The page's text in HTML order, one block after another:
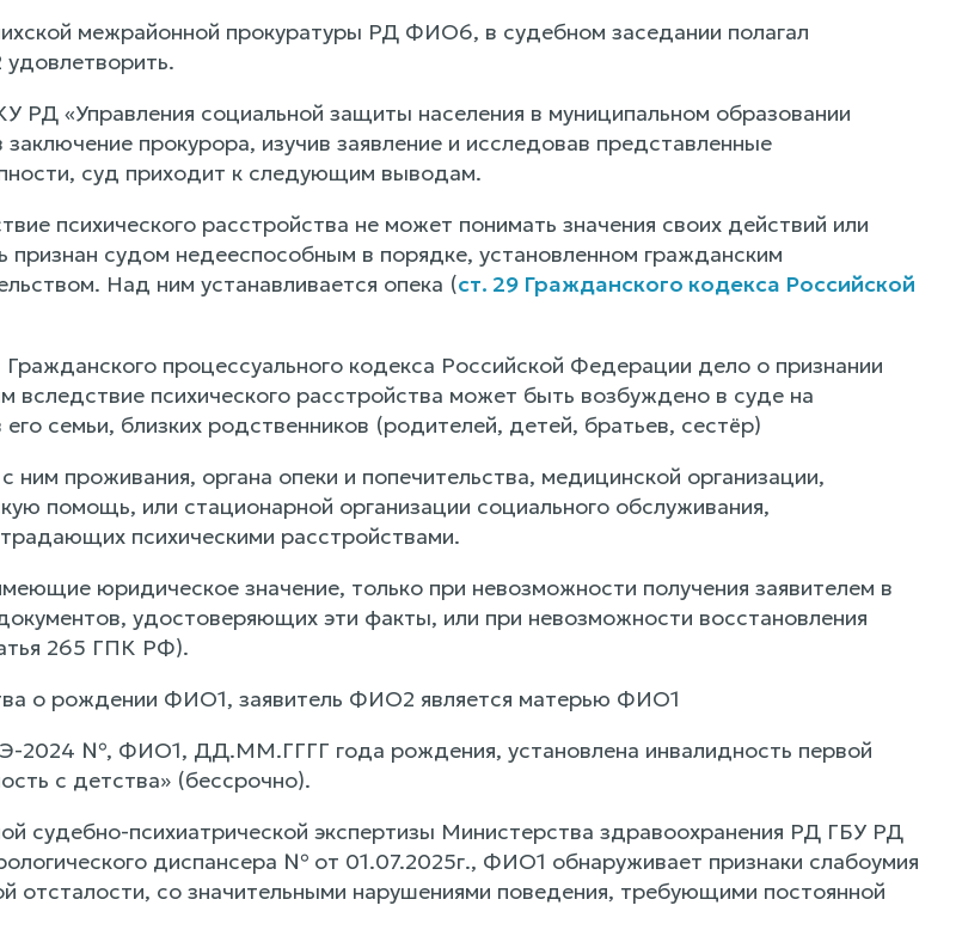
межрайонной прокуратуры РД ФИО6, в судебном заседании полагал
РД «Управления социальной защиты населения в муниципальном образовании
прокурора, изучив заявление и исследовав представленные
суд приходит к следующим выводам.
психического расстройства не может понимать значения своих действий или
судом недееспособным в порядке, установленном гражданским
Над ним устанавливается опека (ст. 29 Гражданского кодекса Российской
Гражданского процессуального кодекса Российской Федерации дело о признании
вследствие психического расстройства может быть возбуждено в суде на
его семьи, близких родственников (родителей, детей, братьев, сестёр)
ним проживания, органа опеки и попечительства, медицинской организации,
помощь, или стационарной организации социального обслуживания,
психическими расстройствами.
юридическое значение, только при невозможности получения заявителем в
удостоверяющих эти факты, или при невозможности восстановления
265 ГПК РФ).
о рождении ФИО1, заявитель ФИО2 является матерью ФИО1
2024 №, ФИО1, ДД.ММ.ГГГГ года рождения, установлена инвалидность первой
с детства» (бессрочно).
судебно-психиатрической экспертизы Министерства здравоохранения РД ГБУ РД
диспансера № от 01.07.2025г., ФИО1 обнаруживает признаки слабоумия
отсталости, со значительными нарушениями поведения, требующими постоянной